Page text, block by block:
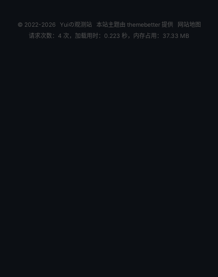
© 2022-2026 Yuiの观测站本站主题由 themebetter提供
网站地图
请求次数：4 次，加载用时：0.223 秒，内存占用：37.33 MB